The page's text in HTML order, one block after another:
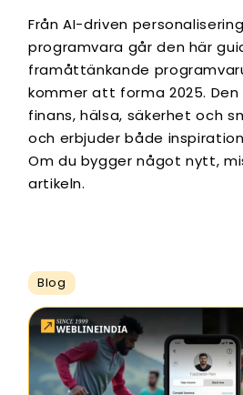
Från AI-driven
programvara går den här
framåttänkande
kommer att forma 2025.
finans, hälsa, säkerhet och
och erbjuder både
Om du bygger något nytt,
artikeln.
Blog